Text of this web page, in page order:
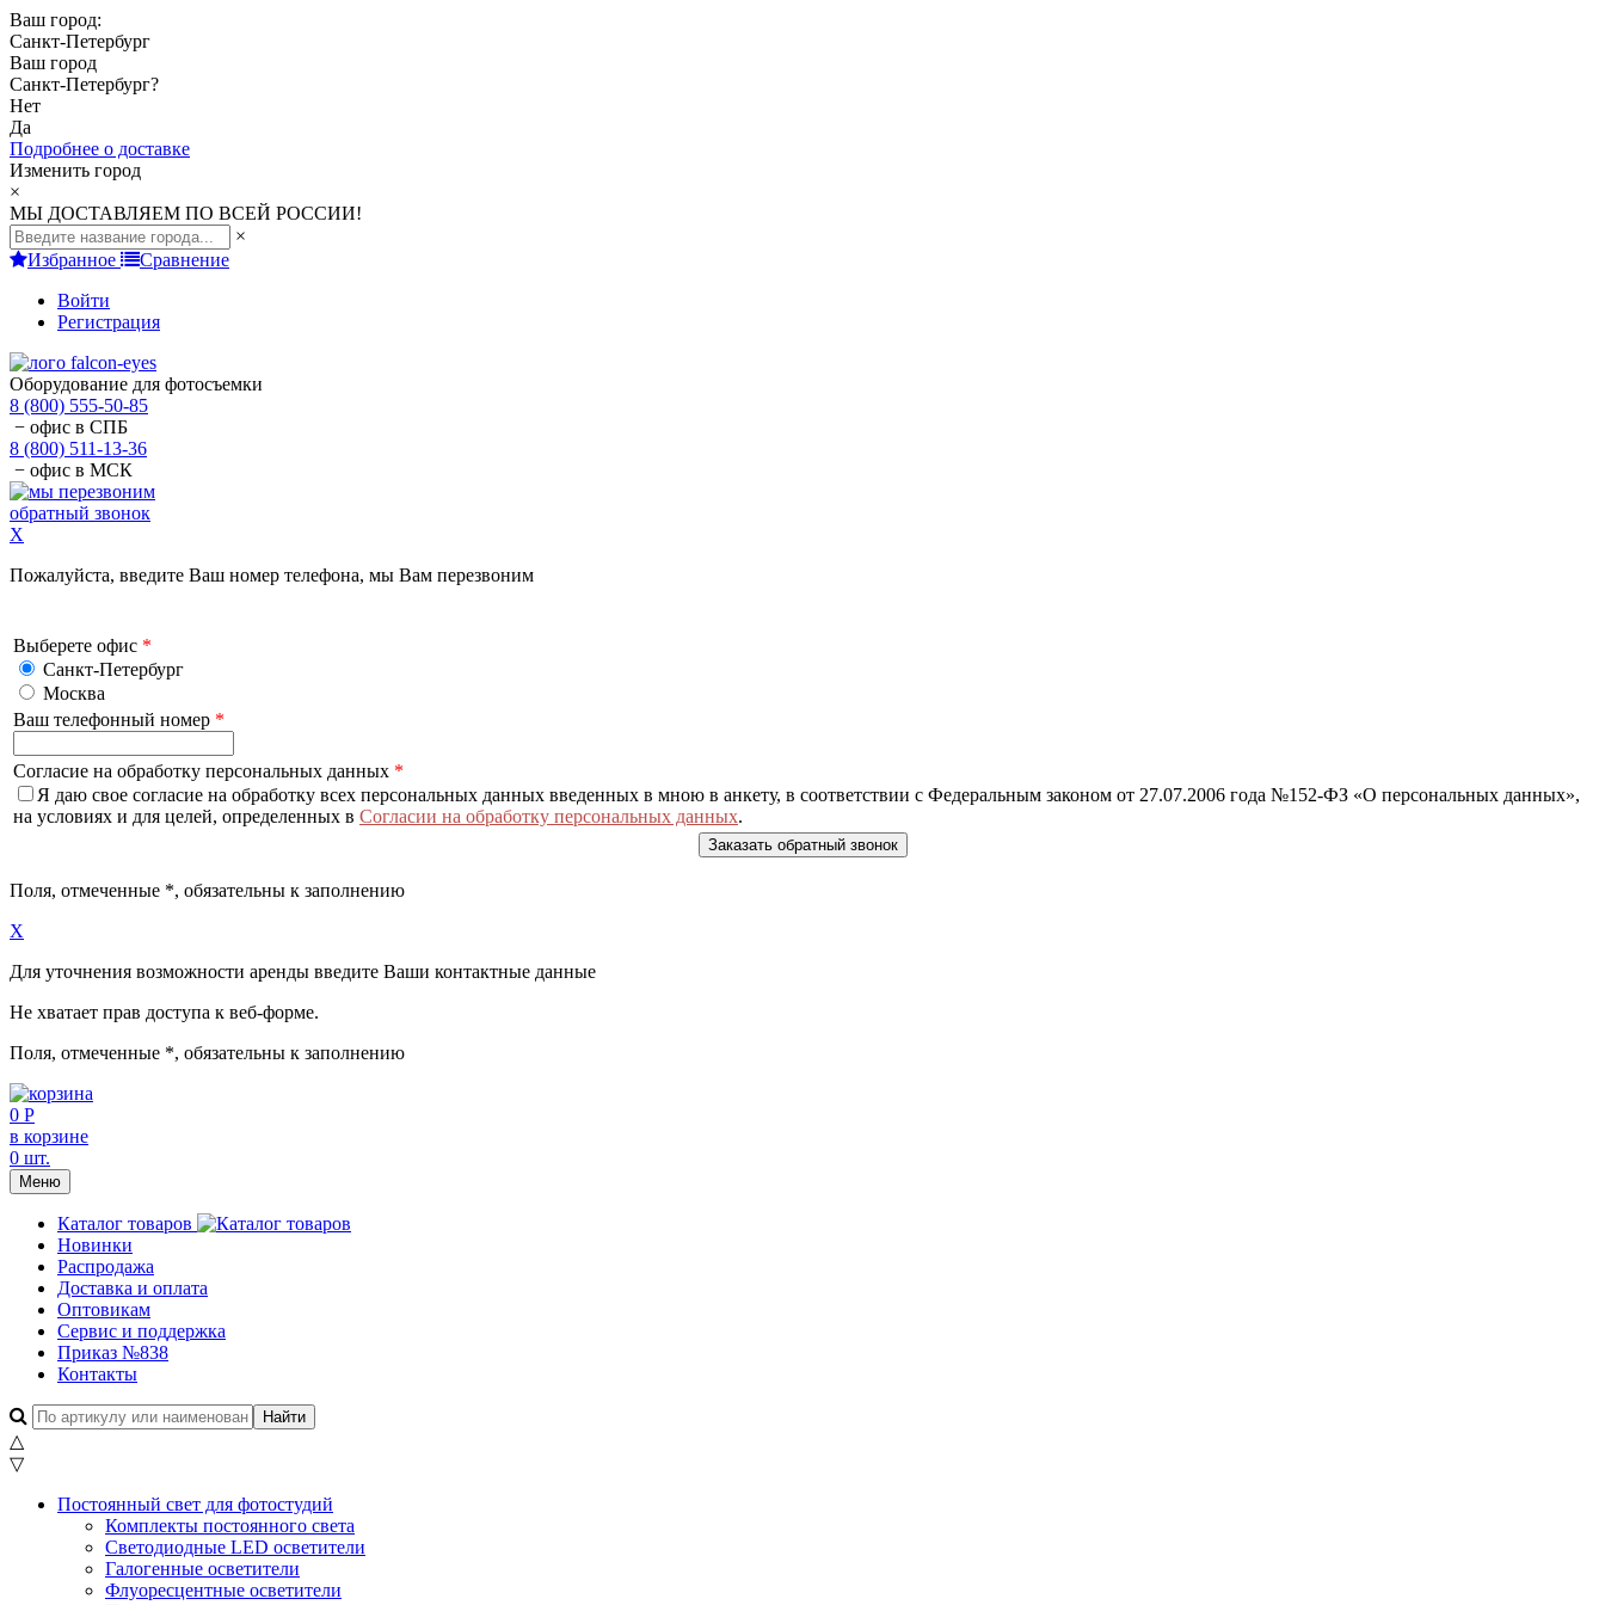
Ваш город:
Санкт-Петербург
Ваш город
Санкт-Петербург?
Нет
Да
Подробнее о доставке
Изменить город
×
МЫ ДОСТАВЛЯЕМ ПО ВСЕЙ РОССИИ!
×
Избранное
Сравнение
Войти
Регистрация
Оборудование для фотосъемки
8 (800) 555-50-85
− офис в СПБ
8 (800) 511-13-36
− офис в МСК
обратный звонок
X
Пожалуйста, введите Ваш номер телефона, мы Вам перезвоним
Выберете офис *
Санкт-Петербург
Москва
Ваш телефонный номер *
Согласие на обработку персональных данных *
Я даю свое согласие на обработку всех персональных данных введенных в мною в анкету, в соответствии с Федеральным законом от 27.07.2006 года №152-ФЗ «О персональных данных»,
на условиях и для целей, определенных в Согласии на обработку персональных данных.
Поля, отмеченные *, обязательны к заполнению
X
Для уточнения возможности аренды введите Ваши контактные данные
Не хватает прав доступа к веб-форме.
Поля, отмеченные *, обязательны к заполнению
0 Р
в корзине
0 шт.
Меню
Каталог товаров
Новинки
Распродажа
Доставка и оплата
Оптовикам
Сервис и поддержка
Приказ №838
Контакты
△
▽
Постоянный свет для фотостудий
Комплекты постоянного света
Светодиодные LED осветители
Галогенные осветители
Флуоресцентные осветители